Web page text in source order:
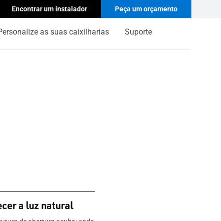
Encontrar um instalador Peça um orçamento
as suas caixilharias Suporte
a luz natural